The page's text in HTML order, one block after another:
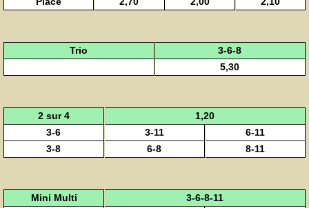
Trio
3-6-8
5,30
2 sur 4
1,20
3-6
3-11
6-11
3-8
6-8 8-11
Mini Multi
3-6-8-11